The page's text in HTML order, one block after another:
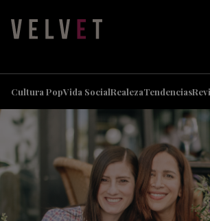
Cultura PopVida SocialRealezaTendencias